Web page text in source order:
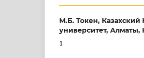
M.Б. Токен,
университет, Алматы,
1